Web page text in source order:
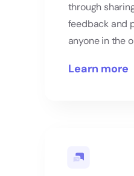
through
feedback and
anyone in the
Learn more